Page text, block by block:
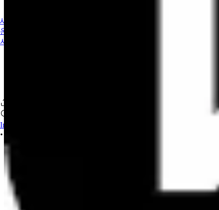
새소식
온라인 강의
서적
Iniciar sesión